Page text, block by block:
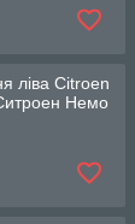
ліва Citroen
Немо